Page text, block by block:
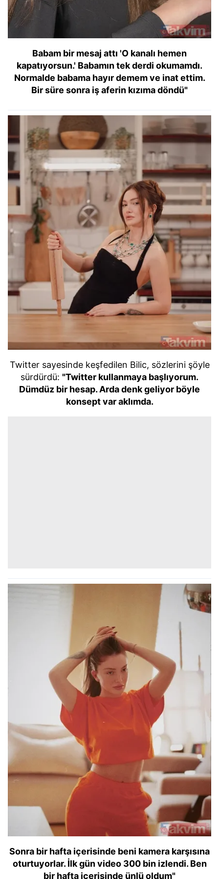
hazırlanmış Aydınlatma Metnimizi okumak ve sitemizde
ilgili mevzuata uygun olarak kullanılan çerezlerle ilgili bilgi
almak için lütfen
Babam bir mesaj attı 'O kanalı hemen
kapatıyorsun.' Babamın tek derdi okumamdı.
Normalde babama hayır demem ve inat ettim.
Bir süre sonra iş aferin kızıma döndü"
Twitter sayesinde keşfedilen Bilic, sözlerini şöyle
sürdürdü: "Twitter kullanmaya başlıyorum.
Dümdüz bir hesap. Arda denk geliyor böyle
konsept var aklımda.
Sonra bir hafta içerisinde beni kamera karşısına
oturtuyorlar. İlk gün video 300 bin izlendi. Ben
bir hafta içerisinde ünlü oldum"